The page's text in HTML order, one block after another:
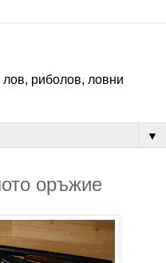
риболов, ловни
▼
оръжие